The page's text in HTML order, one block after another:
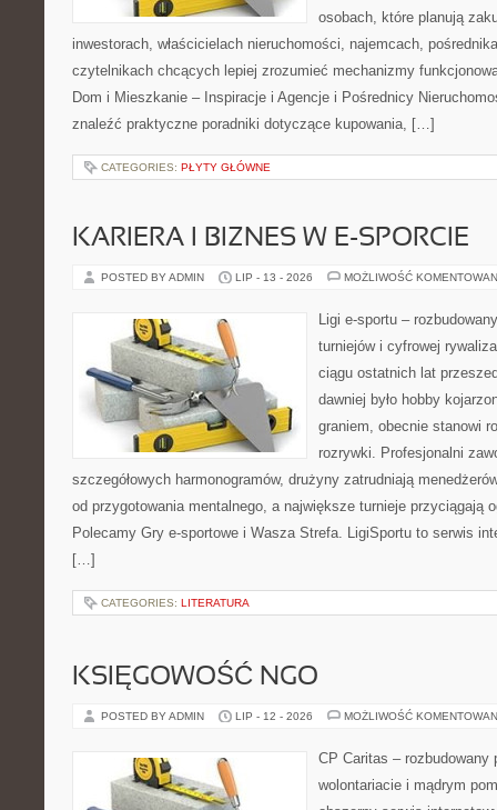
osobach, które planują
inwestorach, właścicielach nieruchomości, najemcach,
czytelnikach chcących lepiej zrozumieć mechanizmy
Dom i Mieszkanie – Inspiracje i Agencje i Pośrednicy
znaleźć praktyczne poradniki dotyczące kupowania, […]
CATEGORIES: PŁYTY GŁÓWNE
KARIERA I BIZNES W E-SPORCIE
POSTED BY ADMIN LIP - 13 - 2026 MOŻLIWOŚĆ
Ligi e-sportu –
turniejów i cyfrowej
ciągu ostatnich lat
dawniej było hobby
graniem, obecnie stanowi
rozrywki. Profesjonalni
szczegółowych harmonogramów, drużyny zatrudniają
od przygotowania mentalnego, a największe turnieje przyciągają
Polecamy Gry e-sportowe i Wasza Strefa. LigiSportu to serwis
[…]
CATEGORIES: LITERATURA
KSIĘGOWOŚĆ NGO
POSTED BY ADMIN LIP - 12 - 2026 MOŻLIWOŚĆ
CP Caritas – rozbudowany
wolontariacie i mądrym